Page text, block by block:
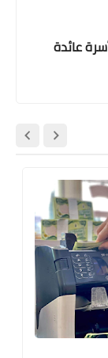
عائدة